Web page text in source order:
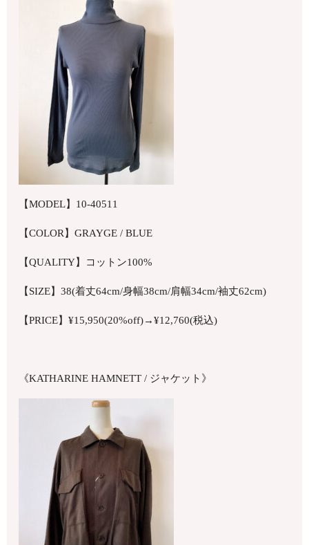
【MODEL】10-40511
【COLOR】GRAYGE / BLUE
【QUALITY】コットン100%
【SIZE】38(着丈64cm/身幅38cm/肩幅34cm/袖丈62cm)
【PRICE】¥15,950(20%off)→¥12,760(税込)
《KATHARINE HAMNETT / ジャケット》